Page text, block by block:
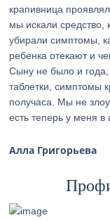
крапивница
мы искали средство,
убирали симптомы,
ребенка отекают и
Сыну не было и
таблетки, симптомы
получаса. Мы не
есть теперь у меня в
Алла Григорьева